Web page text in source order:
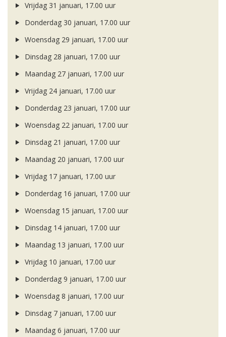
Vrijdag 31 januari, 17.00 uur
Donderdag 30 januari, 17.00 uur
Woensdag 29 januari, 17.00 uur
Dinsdag 28 januari, 17.00 uur
Maandag 27 januari, 17.00 uur
Vrijdag 24 januari, 17.00 uur
Donderdag 23 januari, 17.00 uur
Woensdag 22 januari, 17.00 uur
Dinsdag 21 januari, 17.00 uur
Maandag 20 januari, 17.00 uur
Vrijdag 17 januari, 17.00 uur
Donderdag 16 januari, 17.00 uur
Woensdag 15 januari, 17.00 uur
Dinsdag 14 januari, 17.00 uur
Maandag 13 januari, 17.00 uur
Vrijdag 10 januari, 17.00 uur
Donderdag 9 januari, 17.00 uur
Woensdag 8 januari, 17.00 uur
Dinsdag 7 januari, 17.00 uur
Maandag 6 januari, 17.00 uur